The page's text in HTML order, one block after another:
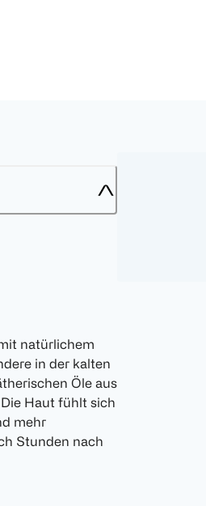
natürlichem
in der kalten
Öle aus
Haut fühlt sich
mehr
Stunden nach